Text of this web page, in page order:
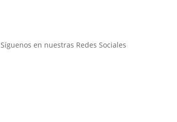
Síguenos en nuestras Redes Sociales